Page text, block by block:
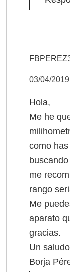
03/04/
Hola,
Me he
como
me
rango
Me
aparato
gracias.
Un saludo
Borja